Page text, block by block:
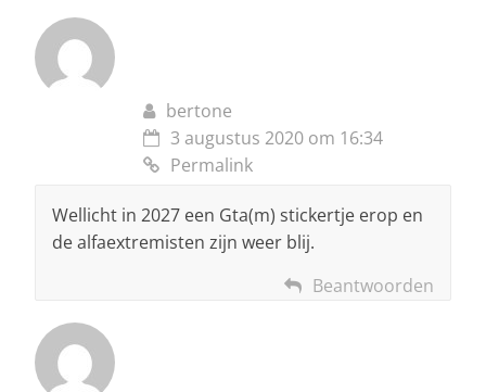
bertone
3 augustus 2020 om 16:34
Permalink
Wellicht in 2027 een Gta(m) stickertje erop en
de alfaextremisten zijn weer blij.
Beantwoorden